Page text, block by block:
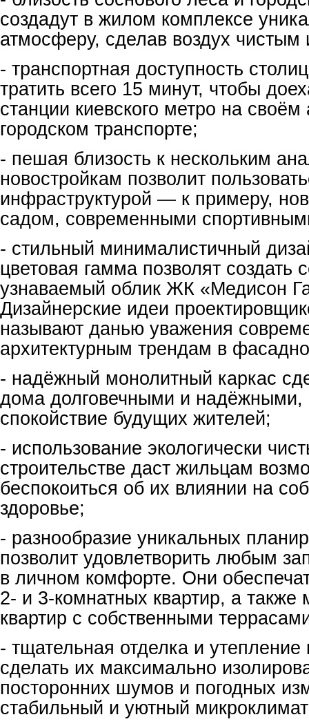
создадут в жилом комплексе
атмосферу, сделав воздух
- транспортная доступность
тратить всего 15 минут, чтобы
станции киевского метро на своём
городском транспорте;
- пешая близость к нескольким
новостройкам позволит
инфраструктурой — к примеру,
садом, современными
- стильный минималистичный
цветовая гамма позволят создать
узнаваемый облик ЖК «Медисон
Дизайнерские идеи
называют данью уважения
архитектурным трендам в
- надёжный монолитный каркас
дома долговечными и надёжными,
спокойствие будущих жителей;
- использование экологически
строительстве даст жильцам
беспокоиться об их влиянии на
здоровье;
- разнообразие уникальных
позволит удовлетворить любым
в личном комфорте. Они
2- и 3-комнатных квартир, а также
квартир с собственными
- тщательная отделка и утепление
сделать их максимально
посторонних шумов и погодных
стабильный и уютный